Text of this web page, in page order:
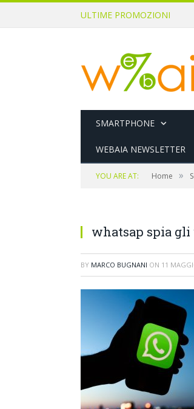
ULTIME PROMOZIONI
SMARTPHONE
WEBAIA NEWSLETTER
YOU ARE AT: Home »
whatsap spia
BY MARCO BUGNANI ON 11